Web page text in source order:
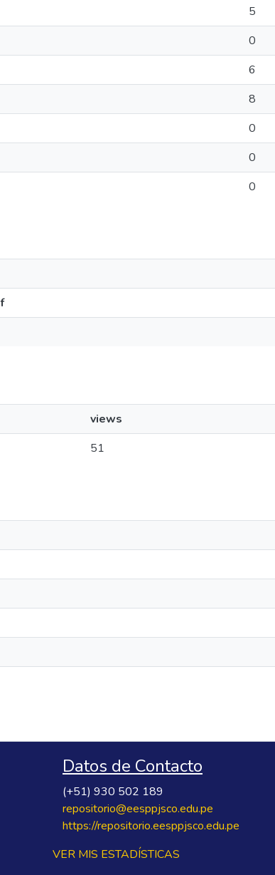
5
0
6
8
0
0
0
views
51
Datos de Contacto
(+51) 930 502 189
repositorio@eesppjsco.edu.pe
https://repositorio.eesppjsco.edu.pe
VER MIS ESTADÍSTICAS